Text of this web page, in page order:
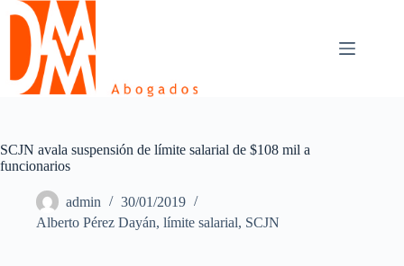
Skip
content
SCJN avala suspensión de límite salarial de $108 mil a
funcionarios
admin
30/01/2019
Alberto Pérez Dayán, límite salarial, SCJN